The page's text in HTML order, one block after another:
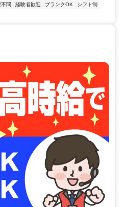
問 経験者歓迎 ブランクOK
シフト制